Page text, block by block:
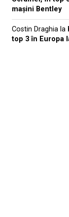
mașini Bentley
Costin Draghia la
top 3 în Europa